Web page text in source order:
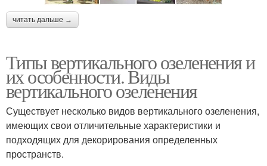
читать дальше →
Типы вертикального озеленения и
их особенности. Виды
вертикального озеленения
Существует несколько видов вертикального озеленения,
имеющих свои отличительные характеристики и
подходящих для декорирования определенных
пространств.